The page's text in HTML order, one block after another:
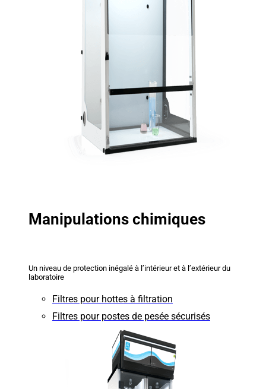
Manipulations chimiques
Un niveau de protection inégalé à l’intérieur et à l’extérieur du
laboratoire
Filtres pour hottes à filtration
Filtres pour postes de pesée sécurisés